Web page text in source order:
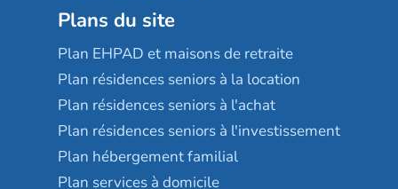
Plans du site
Plan EHPAD et maisons de retraite
Plan résidences seniors à la location
Plan résidences seniors à l'achat
Plan résidences seniors à l'investissement
Plan hébergement familial
Plan services à domicile